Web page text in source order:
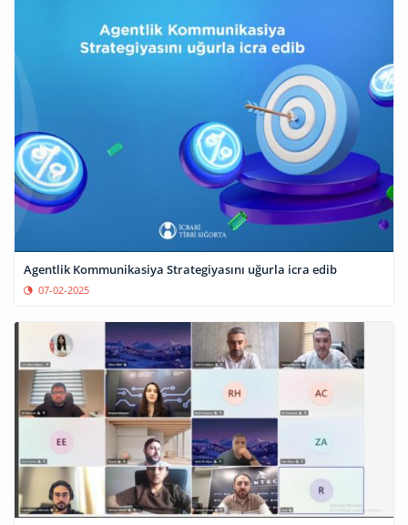
Agentlik Kommunikasiya Strategiyasını uğurla icra edib
07-02-2025